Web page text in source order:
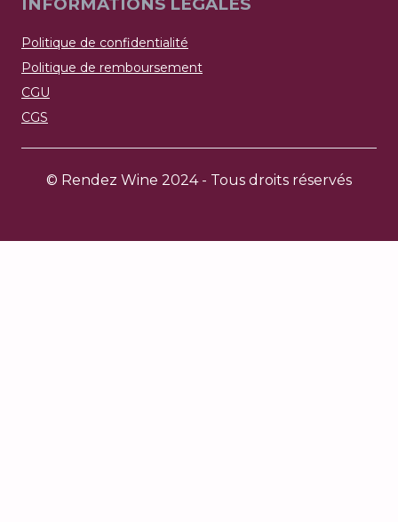
Politique de confidentialité
Politique de remboursement
CGU
CGS
© Rendez Wine 2024 - Tous droits réservés